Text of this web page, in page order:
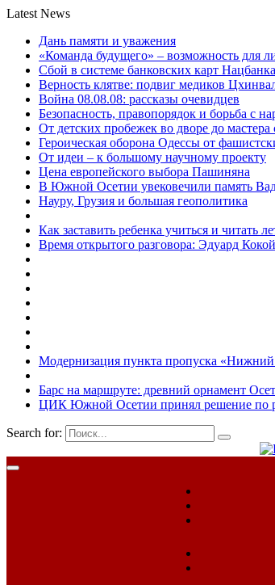
Latest News
Дань памяти и уважения
«Команда будущего» – возможность для
Сбой в системе банковских карт
Верность клятве: подвиг медиков
Война 08.08.08: рассказы очевидцев
Безопасность, правопорядок и борьба с
От детских пробежек во дворе до мастера
Героическая оборона Одессы от
От идеи – к большому научному проекту
Цена европейского выбора Пашиняна
В Южной Осетии увековечили память
Науру, Грузия и большая геополитика
Как заставить ребенка учиться и читать
Время открытого разговора: Эдуард
Модернизация пункта пропуска «Нижний
Барс на маршруте: древний орнамент
ЦИК Южной Осетии принял решение по
Search for: